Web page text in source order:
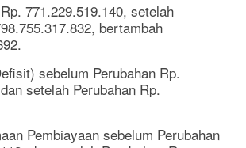
771.229.519.140, setelah
bertambah
sebelum Perubahan Rp.
setelah Perubahan Rp.
Pembiayaan sebelum Perubahan